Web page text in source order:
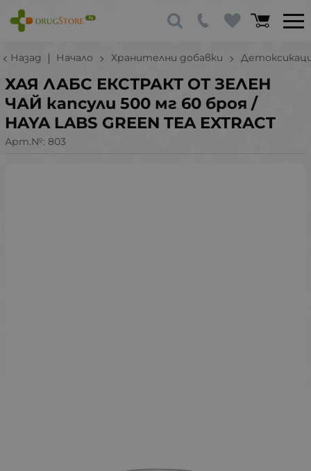
Назад Начало Хранителни добавки
ХАЯ ЛАБС ЕКСТРАКТ ОТ ЗЕЛЕН
ЧАЙ капсули 500 мг 60 броя /
HAYA LABS GREEN TEA EXTRACT
Арт.№: 803